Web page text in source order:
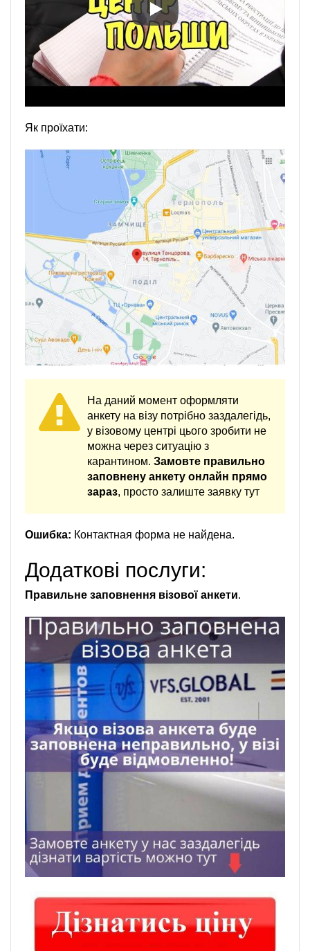
Як проїхати:
На даний момент оформляти
анкету на візу потрібно заздалегідь,
у візовому центрі цього зробити не
можна через ситуацію з
карантином. Замовте правильно
заповнену анкету онлайн прямо
зараз, просто залиште заявку тут
Ошибка: Контактная форма не найдена.
Додаткові послуги:
Правильне заповнення візової анкети.